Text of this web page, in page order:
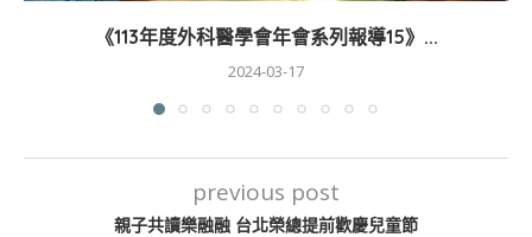
《113年度外科醫學會年會系列報導15》...
2024-03-17
previous post
親子共讀樂融融 台北榮總提前歡慶兒童節